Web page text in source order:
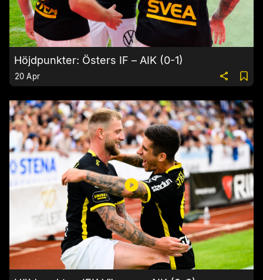
Höjdpunkter: Östers IF – AIK (0-1)
20 Apr